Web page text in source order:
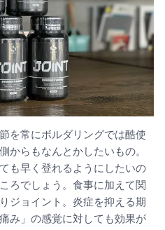
を常にボルダリングでは酷使
からもなんとかしたいもの。
も早く登れるようにしたいの
ろでしょう。食事に加えて関
ジョイント。炎症を抑える期
み」の感覚に対しても効果が